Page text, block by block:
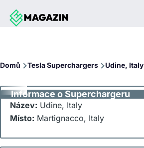
Přejít k hlavnímu obsahu
Domů Tesla Superchargers Udine, Italy
Informace o Superchargeru
Název: Udine, Italy
Místo: Martignacco, Italy